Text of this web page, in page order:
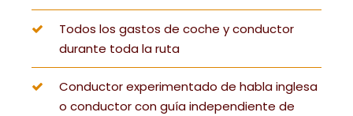
Todos los gastos de coche y conductor
durante toda la ruta
Conductor experimentado de habla inglesa
o conductor con guía independiente de